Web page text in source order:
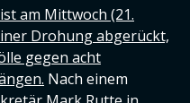
am Mittwoch (21.
Drohung abgerückt,
gegen acht
Nach einem